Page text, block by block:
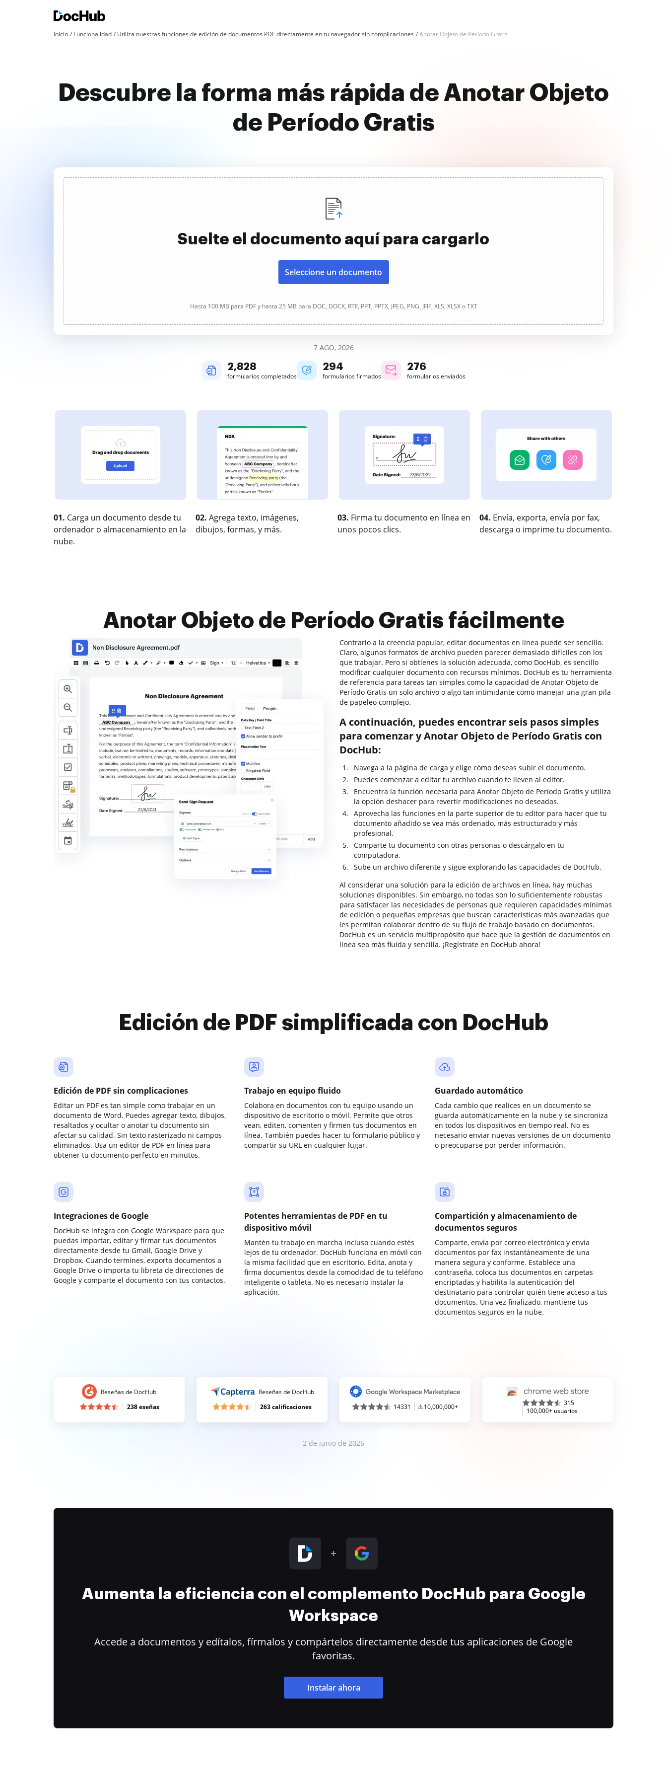
Inicio Funcionalidad Utiliza nuestras funciones de edición de documentos PDF directamente en tu navegador sin complicaciones Anotar Objeto de Período Gratis
Descubre la forma más rápida de Anotar Objeto
de Período Gratis
Suelte el documento aquí para cargarlo
Seleccione un documento
Hasta 100 MB para PDF y hasta 25 MB para DOC, DOCX, RTF, PPT, PPTX, JPEG, PNG, JFIF, XLS, XLSX o TXT
7 AGO, 2026
2,828
formularios completados
294
formularios firmados
276
formularios enviados
01. Carga un documento desde tu
ordenador o almacenamiento en la
nube.
02. Agrega texto, imágenes,
dibujos, formas, y más.
03. Firma tu documento en línea en
unos pocos clics.
04. Envía, exporta, envía por fax,
descarga o imprime tu documento.
Anotar Objeto de Período Gratis fácilmente
Contrario a la creencia popular, editar documentos en línea puede ser sencillo.
Claro, algunos formatos de archivo pueden parecer demasiado difíciles con los
que trabajar. Pero si obtienes la solución adecuada, como DocHub, es sencillo
modificar cualquier documento con recursos mínimos. DocHub es tu herramienta
de referencia para tareas tan simples como la capacidad de Anotar Objeto de
Período Gratis un solo archivo o algo tan intimidante como manejar una gran pila
de papeleo complejo.
A continuación, puedes encontrar seis pasos simples
para comenzar y Anotar Objeto de Período Gratis con
DocHub:
Navega a la página de carga y elige cómo deseas subir el documento.
Puedes comenzar a editar tu archivo cuando te lleven al editor.
Encuentra la función necesaria para Anotar Objeto de Período Gratis y utiliza
la opción deshacer para revertir modificaciones no deseadas.
Aprovecha las funciones en la parte superior de tu editor para hacer que tu
documento añadido se vea más ordenado, más estructurado y más
profesional.
Comparte tu documento con otras personas o descárgalo en tu
computadora.
Sube un archivo diferente y sigue explorando las capacidades de DocHub.
Al considerar una solución para la edición de archivos en línea, hay muchas
soluciones disponibles. Sin embargo, no todas son lo suficientemente robustas
para satisfacer las necesidades de personas que requieren capacidades mínimas
de edición o pequeñas empresas que buscan características más avanzadas que
les permitan colaborar dentro de su flujo de trabajo basado en documentos.
DocHub es un servicio multipropósito que hace que la gestión de documentos en
línea sea más fluida y sencilla. ¡Regístrate en DocHub ahora!
Edición de PDF simplificada con DocHub
Edición de PDF sin complicaciones
Editar un PDF es tan simple como trabajar en un
documento de Word. Puedes agregar texto, dibujos,
resaltados y ocultar o anotar tu documento sin
afectar su calidad. Sin texto rasterizado ni campos
eliminados. Usa un editor de PDF en línea para
obtener tu documento perfecto en minutos.
Trabajo en equipo fluido
Colabora en documentos con tu equipo usando un
dispositivo de escritorio o móvil. Permite que otros
vean, editen, comenten y firmen tus documentos en
línea. También puedes hacer tu formulario público y
compartir su URL en cualquier lugar.
Guardado automático
Cada cambio que realices en un documento se
guarda automáticamente en la nube y se sincroniza
en todos los dispositivos en tiempo real. No es
necesario enviar nuevas versiones de un documento
o preocuparse por perder información.
Integraciones de Google
DocHub se integra con Google Workspace para que
puedas importar, editar y firmar tus documentos
directamente desde tu Gmail, Google Drive y
Dropbox. Cuando termines, exporta documentos a
Google Drive o importa tu libreta de direcciones de
Google y comparte el documento con tus contactos.
Potentes herramientas de PDF en tu
dispositivo móvil
Mantén tu trabajo en marcha incluso cuando estés
lejos de tu ordenador. DocHub funciona en móvil con
la misma facilidad que en escritorio. Edita, anota y
firma documentos desde la comodidad de tu teléfono
inteligente o tableta. No es necesario instalar la
aplicación.
Compartición y almacenamiento de
documentos seguros
Comparte, envía por correo electrónico y envía
documentos por fax instantáneamente de una
manera segura y conforme. Establece una
contraseña, coloca tus documentos en carpetas
encriptadas y habilita la autenticación del
destinatario para controlar quién tiene acceso a tus
documentos. Una vez finalizado, mantiene tus
documentos seguros en la nube.
Reseñas de DocHub
238 eseñas
Reseñas de DocHub
263 calificaciones
14331 10,000,000+
315
100,000+ usuarios
2 de junio de 2026
Aumenta la eficiencia con el complemento DocHub para Google
Workspace
Accede a documentos y edítalos, fírmalos y compártelos directamente desde tus aplicaciones de Google
favoritas.
Instalar ahora